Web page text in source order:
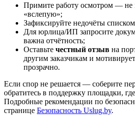
Примите работу осмотром — не
«вслепую»;
Зафиксируйте недочёты
Для юрлица/ИП запросите
важна отчётность;
Оставьте честный отзыв на
другим заказчикам и
прозрачно.
Если спор не решается — соберите
обратитесь в поддержку площадки,
Подробные рекомендации по
странице Безопасность Uslug.by.